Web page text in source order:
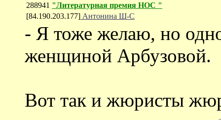
288941 "Литературная премия НОС "
[84.190.203.177] Антонина Ш-С
- Я тоже желаю, но
женщиной Арбузовой.
Вот так и жюристы